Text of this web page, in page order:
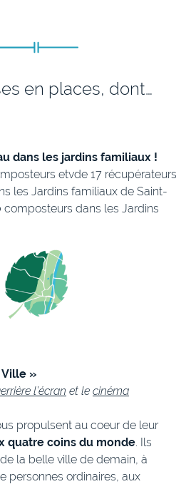
en places, dont…
dans les jardins familiaux !
etvde 17 récupérateurs
les Jardins familiaux de Saint-
composteurs dans les Jardins
Ville »
l’écran et le cinéma
propulsent au coeur de leur
quatre coins du monde. Ils
la belle ville de demain, à
personnes ordinaires, aux